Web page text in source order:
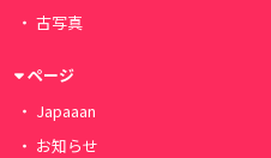
古写真
ページ
Japaaan
お知らせ